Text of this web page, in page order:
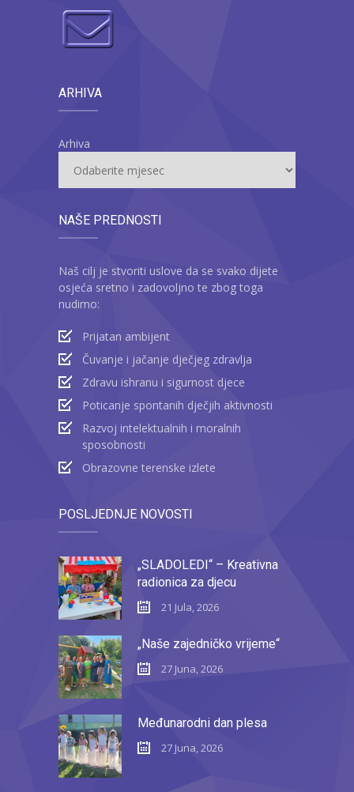
ARHIVA
Arhiva
NAŠE PREDNOSTI
Naš cilj je stvoriti uslove da se svako dijete
osjeća sretno i zadovoljno te zbog toga
nudimo:
Prijatan ambijent
Čuvanje i jačanje dječjeg zdravlja
Zdravu ishranu i sigurnost djece
Poticanje spontanih dječjih aktivnosti
Razvoj intelektualnih i moralnih
sposobnosti
Obrazovne terenske izlete
POSLJEDNJE NOVOSTI
„SLADOLEDI“ – Kreativna
radionica za djecu
21 Jula, 2026
„Naše zajedničko vrijeme“
27 Juna, 2026
Međunarodni dan plesa
27 Juna, 2026